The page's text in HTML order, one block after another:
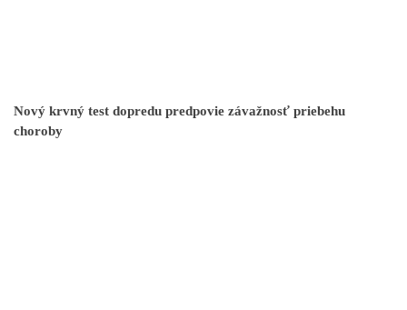
Nový krvný test dopredu predpovie závažnosť priebehu
choroby